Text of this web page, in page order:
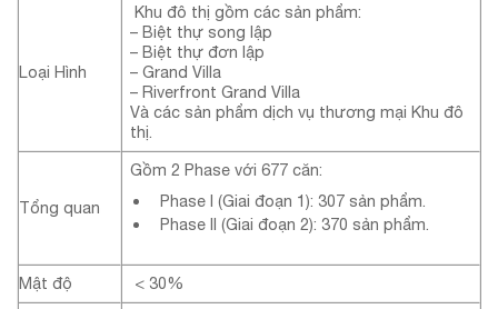
Loại Hình
Khu đô thị gồm các sản phẩm:
– Biệt thự song lập
– Biệt thự đơn lập
– Grand Villa
– Riverfront Grand Villa
Và các sản phẩm dịch vụ thương mại Khu đô
thị.
Tổng quan
Gồm 2 Phase với 677 căn:
Phase I (Giai đoạn 1): 307 sản phẩm.
Phase II (Giai đoạn 2): 370 sản phẩm.
Mật độ
< 30%